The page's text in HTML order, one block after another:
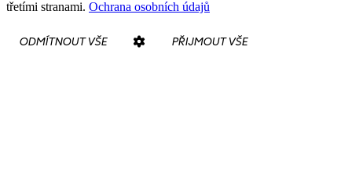
třetími stranami. Ochrana osobních údajů
ODMÍTNOUT VŠE PŘIJMOUT VŠE